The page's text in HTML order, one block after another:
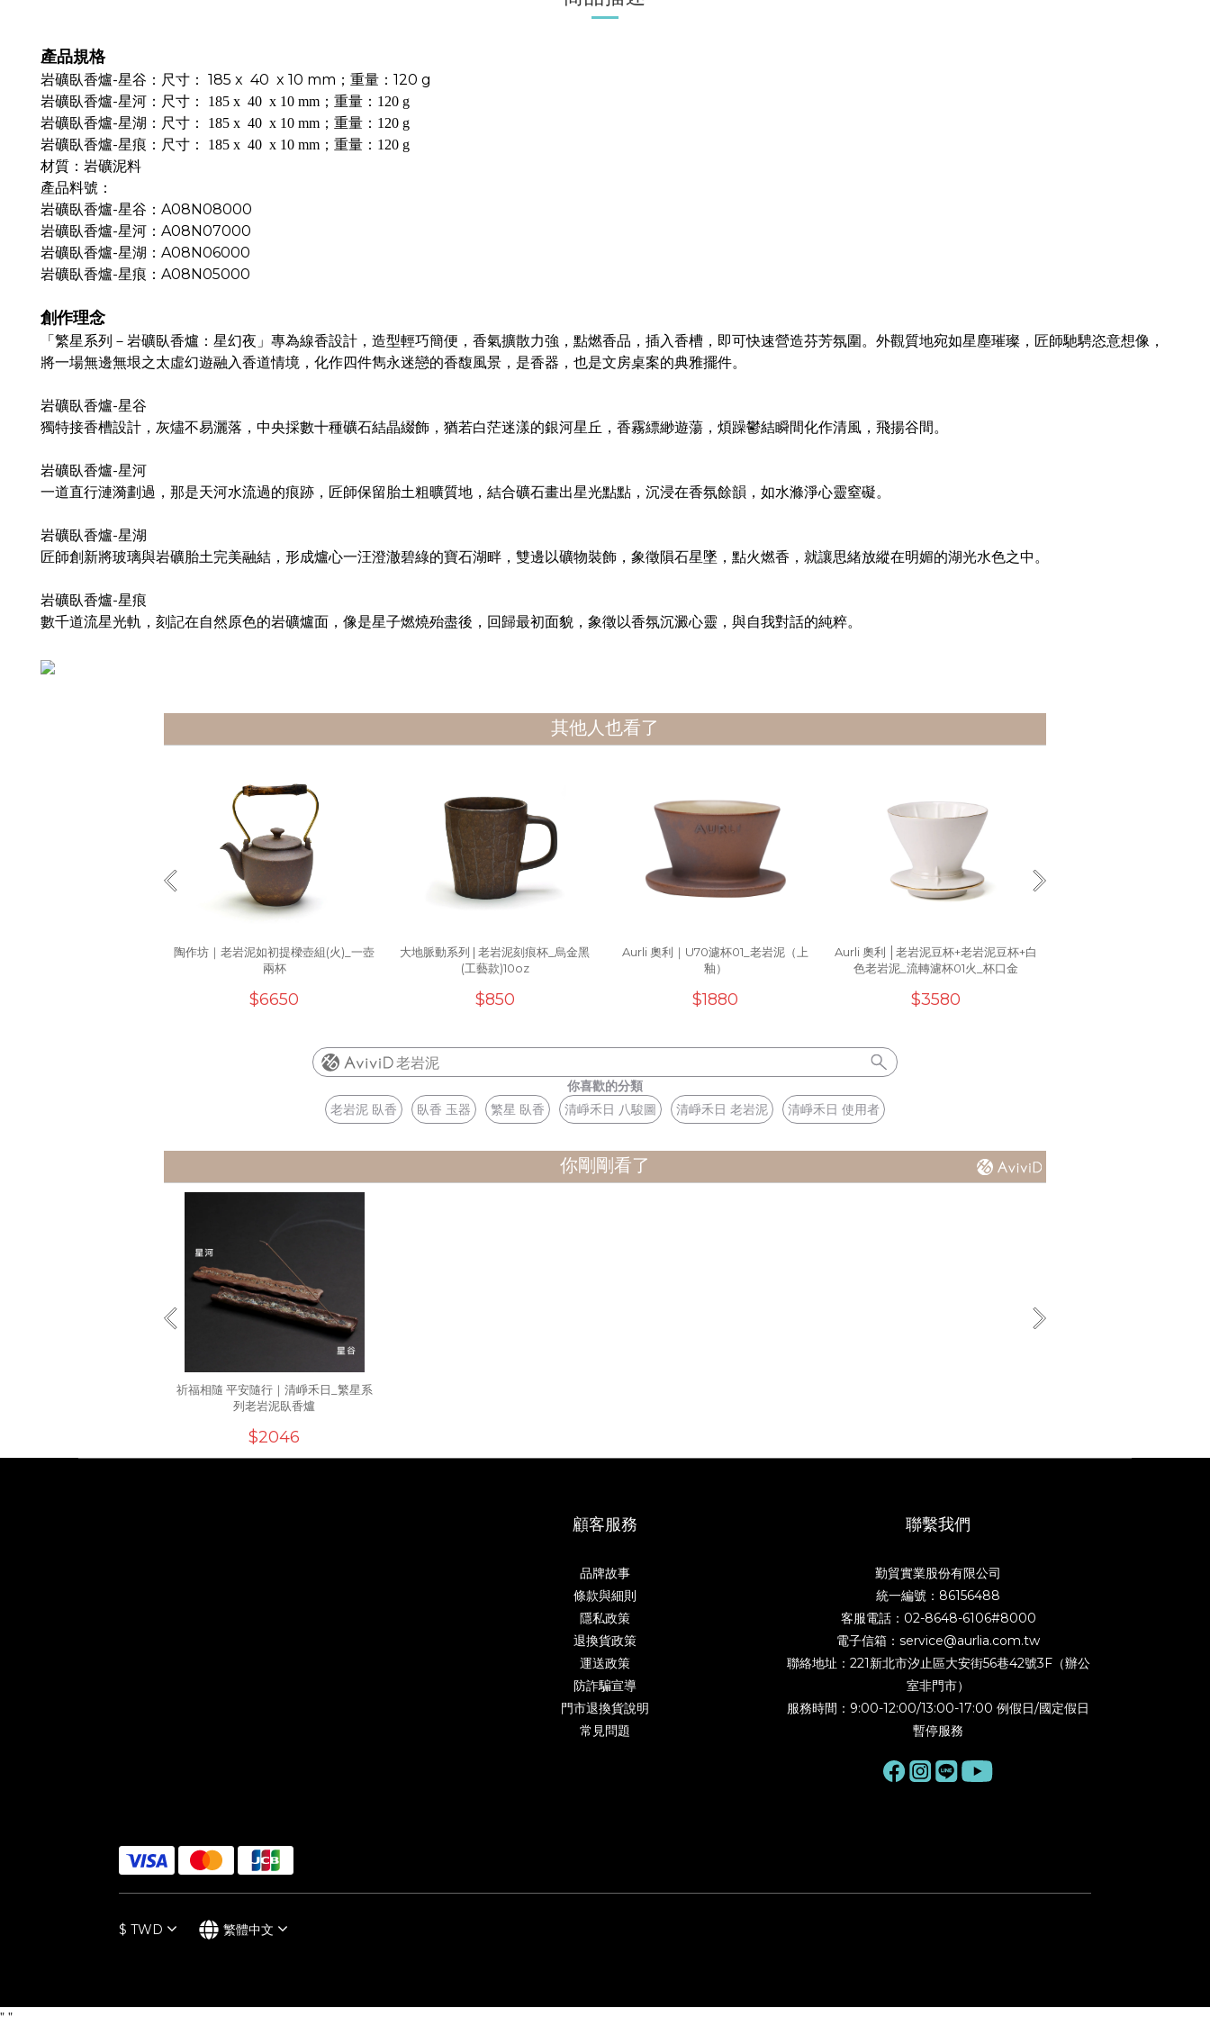
產品規格
岩礦臥香爐-星谷：尺寸： 185 x 40 x 10 mm ；重量： 120 g
岩礦臥香爐-星河：尺寸： 185 x 40 x 10 mm ；重量： 120 g
岩礦臥香爐-星湖：尺寸： 185 x 40 x 10 mm ；重量： 120 g
岩礦臥香爐-星痕：尺寸： 185 x 40 x 10 mm ；重量： 120 g
材質：岩礦泥料
產品料號：
岩礦臥香爐-星谷： A08N08000
岩礦臥香爐-星河： A08N07000
岩礦臥香爐-星湖： A08N06000
岩礦臥香爐-星痕： A08N05000
創作理念
「繁星系列－岩礦臥香爐：星幻夜」專為線香設計，造型輕巧簡便，香氣擴散力強，點燃香品，插入香槽，即可快速營造芬芳氛圍。外觀質地宛如星塵璀璨，匠師馳騁恣意想像，
將一場無邊無垠之太虛幻遊融入香道情境，化作四件雋永迷戀的香馥風景，是香器，也是文房桌案的典雅擺件。
岩礦臥香爐-星谷
獨特接香槽設計，灰燼不易灑落，中央採數十種礦石結晶綴飾，猶若白茫迷漾的銀河星丘，香霧縹緲遊蕩，煩躁鬱結瞬間化作清風，飛揚谷間。
岩礦臥香爐-星河
一道直行漣漪劃過，那是天河水流過的痕跡，匠師保留胎土粗曠質地，結合礦石畫出星光點點，沉浸在香氛餘韻，如水滌淨心靈窒礙。
岩礦臥香爐-星湖
匠師創新將玻璃與岩礦胎土完美融結，形成爐心一汪澄澈碧綠的寶石湖畔，雙邊以礦物裝飾，象徵隕石星墜，點火燃香，就讓思緒放縱在明媚的湖光水色之中。
岩礦臥香爐-星痕
數千道流星光軌，刻記在自然原色的岩礦爐面，像是星子燃燒殆盡後，回歸最初面貌，象徵以香氛沉澱心靈，與自我對話的純粹。
其他人也看了
陶作坊｜老岩泥如初提樑壺組(火)_一壺
兩杯
$6650
大地脈動系列 | 老岩泥刻痕杯_烏金黑
(工藝款)10oz
$850
Aurli 奧利｜U70濾杯01_老岩泥（上
釉）
$1880
Aurli 奧利 │老岩泥豆杯+老岩泥豆杯+白
色老岩泥_流轉濾杯01火_杯口金
$3580
老岩泥
你喜歡的分類
老岩泥 臥香
臥香 玉器 繁星 臥香 清崢禾日 八駿圖 清崢禾日 老岩泥 清崢禾日 使用者
你剛剛看了
祈福相隨 平安隨行｜清崢禾日_繁星系
列老岩泥臥香爐
$2046
顧客服務
品牌故事
條款與細則
隱私政策
退換貨政策
運送政策
防詐騙宣導
門市退換貨說明
常見問題
聯繫我們
勤貿實業股份有限公司
統一編號：86156488
客服電話：02-8648-6106#8000
電子信箱：service@aurlia.com.tw
聯絡地址：221新北市汐止區大安街56巷42號3F（辦公
室非門市）
服務時間：9:00-12:00/13:00-17:00 例假日/國定假日
暫停服務
$ TWD 繁體中文